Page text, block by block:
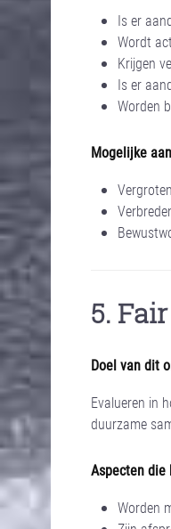
Is er
Wordt
Krijgen
Is er
Worden
Mogelijke
5.
Doel van dit
Evalueren in
duurzame
Aspecten die
Worden